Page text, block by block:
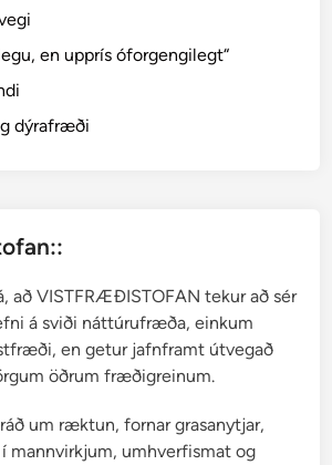
en upprís óforgengilegt“
dýrafræði
að VISTFRÆÐISTOFAN tekur að sér
á sviði náttúrufræða, einkum
en getur jafnframt útvegað
öðrum fræðigreinum.
um ræktun, fornar grasanytjar,
mannvirkjum, umhverfismat og